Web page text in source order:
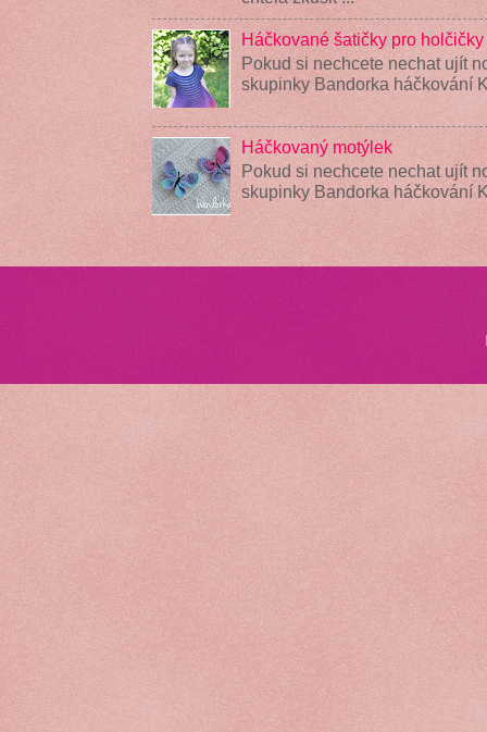
Háčkované šatičky pro holčičky
Pokud si nechcete nechat ujít
skupinky Bandorka háčkování
Háčkovaný motýlek
Pokud si nechcete nechat ujít
skupinky Bandorka háčkování